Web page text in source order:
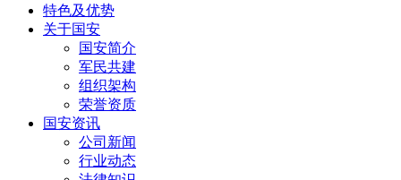
特色及优势
关于国安
国安简介
军民共建
组织架构
荣誉资质
国安资讯
公司新闻
行业动态